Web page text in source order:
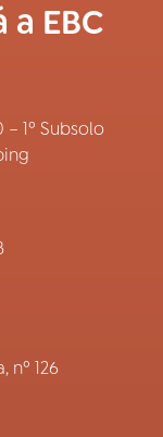
EBC
1º Subsolo
nº 126